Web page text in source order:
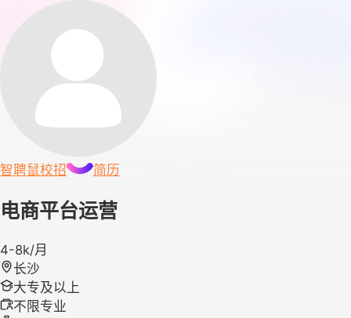
智聘鼠校招 简历
电商平台运营
4-8k/月
长沙
大专及以上
不限专业